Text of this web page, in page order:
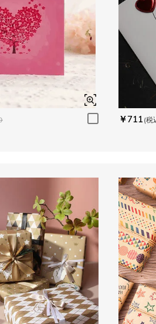
￥711 (税